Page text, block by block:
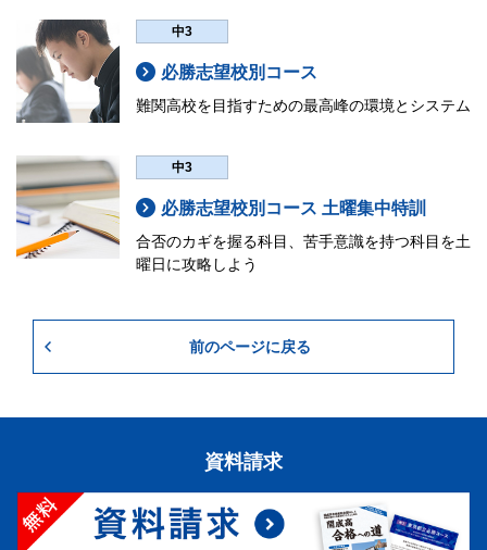
8:30～8:40 受験登録用紙記入
8:40～9:30 国語
9:40～10:40 数学
10:50～11:40 英語（リスニングを含みます）
12:30～13:10 昼食
13:10～13:50 社会
14:00～15:30 解説授業
16:10～17:00 英語（リスニングを含みます）
答案提出期限
にて閲覧いただけます。
後日紙の解答解説も配付致します。
会場
大泉学園校・品川校・中央林間校・二俣川校・本厚木校を除きま
す。
個別進学館や大学受験部など、早稲田アカデミーの別ブランド校
舎では受験できません。
費用
持ち物
「開成高合格への道」をプレゼント致します。
成績帳票
中3
必勝志望校別コース
難関高校を目指すための最高峰の環境とシステム
中3
必勝志望校別コース 土曜集中特訓
合否のカギを握る科目、苦手意識を持つ科目を土
曜日に攻略しよう
前のページに戻る
資料請求